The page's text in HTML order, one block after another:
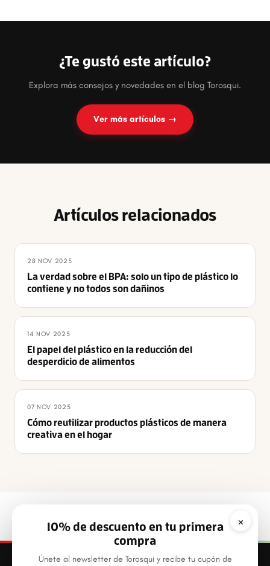
¿Te gustó este artículo?
Explora más consejos y novedades en el blog Torosqui.
Ver más artículos →
Artículos relacionados
28 NOV 2025
La verdad sobre el BPA: solo un tipo de plástico lo
contiene y no todos son dañinos
14 NOV 2025
El papel del plástico en la reducción del
desperdicio de alimentos
07 NOV 2025
Cómo reutilizar productos plásticos de manera
creativa en el hogar
×
10% de descuento en tu primera
compra
Únete al newsletter de Torosqui y recibe tu cupón de